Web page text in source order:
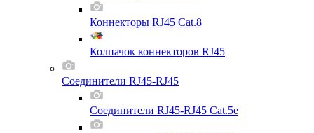
Коннекторы RJ45 Cat.8
Колпачок коннекторов RJ45
Соединители RJ45-RJ45
Соединители RJ45-RJ45 Cat.5e